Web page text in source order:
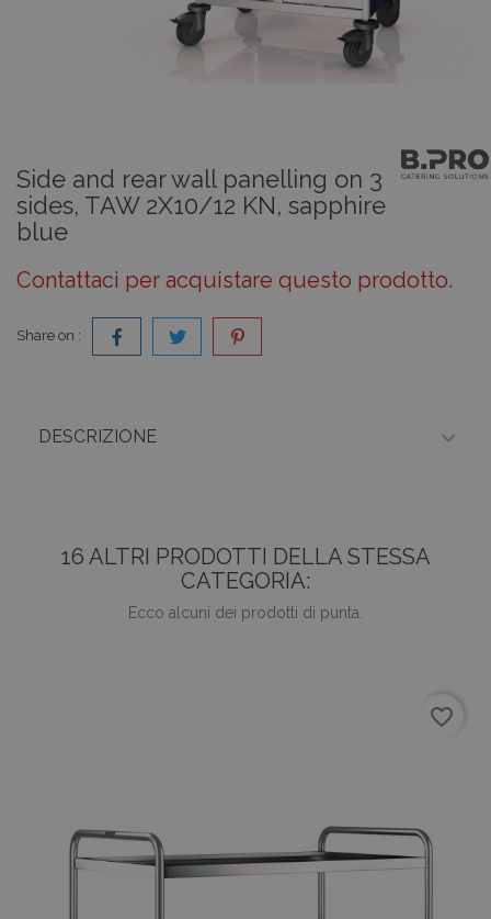
Side and rear wall panelling on 3
sides, TAW 2X10/12 KN, sapphire
blue
Contattaci per acquistare questo prodotto.
Share on :
DESCRIZIONE 
16 ALTRI PRODOTTI DELLA STESSA
CATEGORIA:
Ecco alcuni dei prodotti di punta.
favorite_border